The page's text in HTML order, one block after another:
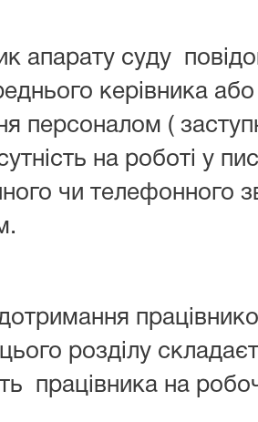
апарату суду
керівника або
персоналом (
на роботі у
чи телефонного
розділу
працівника на